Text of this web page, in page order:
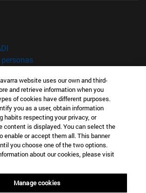
en nueva ventana)
(abre en nueva ventana)
00
de cookies
website uses our own and third-
and retrieve information when you
of cookies have different purposes.
you as a user, obtain information
habits respecting your privacy, or
content is displayed. You can select the
enable or accept them all. This banner
you choose one of the two options.
about our cookies, please visit
Manage cookies